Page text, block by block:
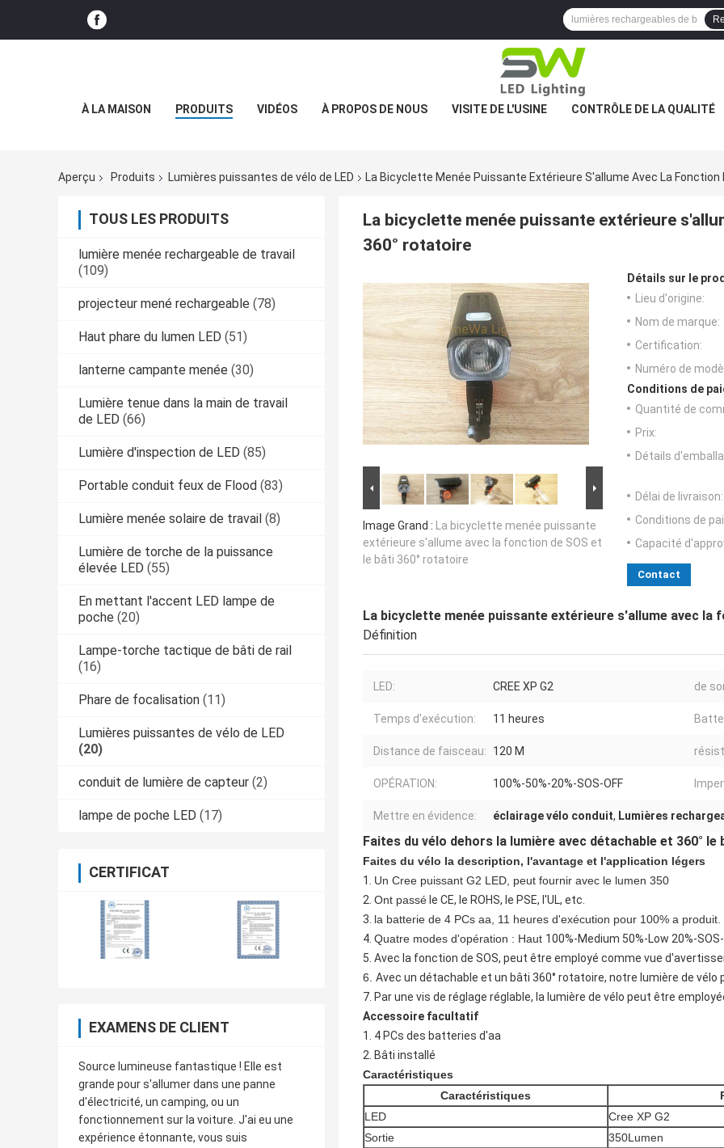
À LA MAISON PRODUITS VIDÉOS À PROPOS DE NOUS VISITE DE L'USINE CONTRÔLE DE LA QUALITÉ
Aperçu Produits Lumières puissantes de vélo de LED La Bicyclette Menée Puissante Extérieure S'allume Avec La Fonction
TOUS LES PRODUITS
lumière menée rechargeable de travail
(109)
projecteur mené rechargeable (78)
Haut phare du lumen LED (51)
lanterne campante menée (30)
Lumière tenue dans la main de travail
de LED (66)
Lumière d'inspection de LED (85)
Portable conduit feux de Flood (83)
Lumière menée solaire de travail (8)
Lumière de torche de la puissance
élevée LED (55)
En mettant l'accent LED lampe de
poche (20)
Lampe-torche tactique de bâti de rail
(16)
Phare de focalisation (11)
Lumières puissantes de vélo de LED
(20)
conduit de lumière de capteur (2)
lampe de poche LED (17)
CERTIFICAT
EXAMENS DE CLIENT
Source lumineuse fantastique ! Elle est
grande pour s'allumer dans une panne
d'électricité, un camping, ou un
fonctionnement sur la voiture. J'ai eu une
expérience étonnante, vous suis
La bicyclette menée puissante extérieure
360° rotatoire
Image Grand : La bicyclette menée puissante
extérieure s'allume avec la fonction de SOS et
le bâti 360° rotatoire
Détails sur le
Lieu d'origine:
Nom de marque:
Certification:
Numéro de
Conditions de
Quantité de
Prix:
Détails
Délai de livraison:
Conditions de
Capacité
Contact
La bicyclette menée puissante extérieure s'allume avec la
Définition
LED: CREE XP G2 de
Temps d'exécution: 11 heures
Distance de faisceau: 120 M
OPÉRATION: 100%-50%-20%-SOS-OFF
Mettre en évidence: éclairage vélo conduit, Lumières
Faites du vélo dehors la lumière avec détachable et 360°
Faites du vélo la description, l'avantage et l'application légers
1. Un Cree puissant G2 LED, peut fournir avec le lumen 350
2. Ont passé le CE, le ROHS, le PSE, l'UL, etc.
3. la batterie de 4 PCs aa, 11 heures d'exécution pour 100% a produit.
4. Quatre modes d'opération : Haut 100%-Medium 50%-Low 20%-SOS-
5. Avec la fonction de SOS, peut être employé comme vue
6. Avec un détachable et un bâti 360° rotatoire, notre lumière de
7. Par une vis de réglage réglable, la lumière de vélo peut être
Accessoire facultatif
1. 4 PCs des batteries d'aa
2. Bâti installé
Caractéristiques
Caractéristiques
LED
Cree XP G2
Sortie
350Lumen